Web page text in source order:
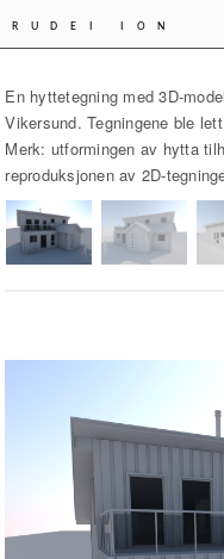
RUDEI ION
En hyttetegning med 3D-
Vikersund. Tegningene ble
Merk: utformingen av hytta
reproduksjonen av 2D-